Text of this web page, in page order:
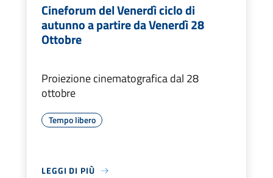
Cineforum del Venerdì ciclo di
autunno a partire da Venerdì 28
Ottobre
Proiezione cinematografica dal 28
ottobre
Tempo libero
LEGGI DI PIÙ